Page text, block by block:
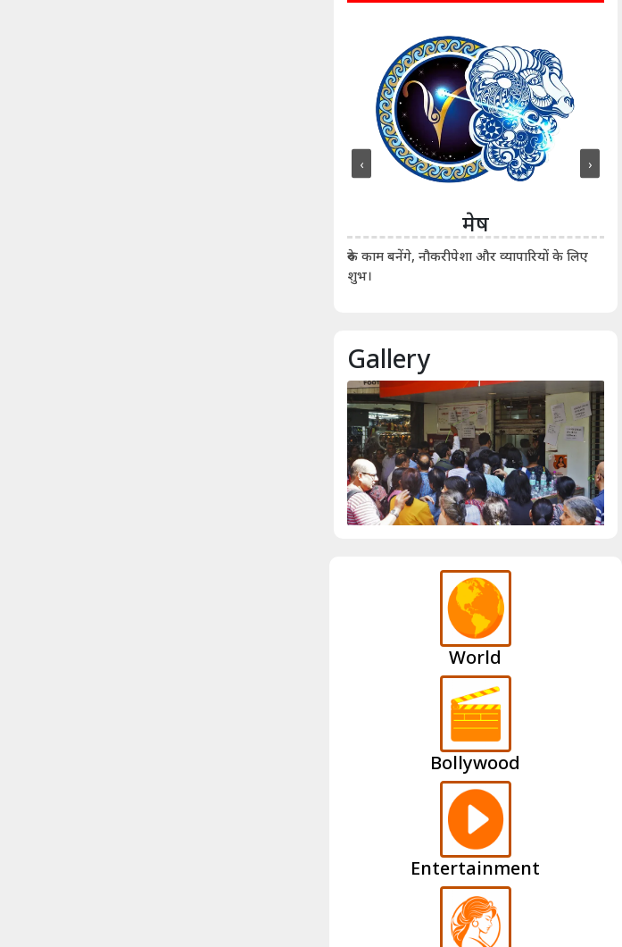
मेष
रुके काम बनेंगे, नौकरीपेशा और व्यापारियों के लिए
शुभ।
‹ ›
Gallery
World
Bollywood
Entertainment